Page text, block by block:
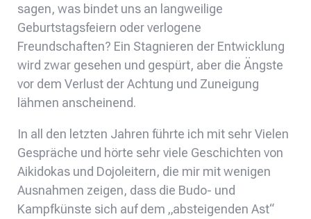
sagen, was bindet uns an langweilige
Geburtstagsfeiern oder verlogene
Freundschaften? Ein Stagnieren der Entwicklung
wird zwar gesehen und gespürt, aber die Ängste
vor dem Verlust der Achtung und Zuneigung
lähmen anscheinend.
In all den letzten Jahren führte ich mit sehr Vielen
Gespräche und hörte sehr viele Geschichten von
Aikidokas und Dojoleitern, die mir mit wenigen
Ausnahmen zeigen, dass die Budo- und
Kampfkünste sich auf dem „absteigenden Ast“